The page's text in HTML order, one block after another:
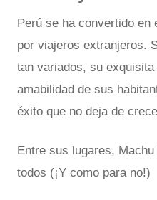
Perú se ha convertido
por viajeros extranjeros.
tan variados, su
amabilidad de sus
éxito que no deja de
Entre sus lugares,
todos (¡Y como para no!)